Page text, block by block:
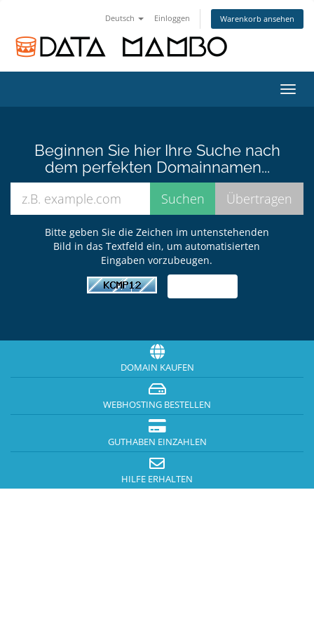
Deutsch Einloggen Warenkorb ansehen
ein-/
Beginnen Sie hier Ihre Suche nach
dem perfekten Domainnamen...
Bitte geben Sie die Zeichen im untenstehenden
Bild in das Textfeld ein, um automatisierten
Eingaben vorzubeugen.
DOMAIN KAUFEN
WEBHOSTING BESTELLEN
GUTHABEN EINZAHLEN
HILFE ERHALTEN